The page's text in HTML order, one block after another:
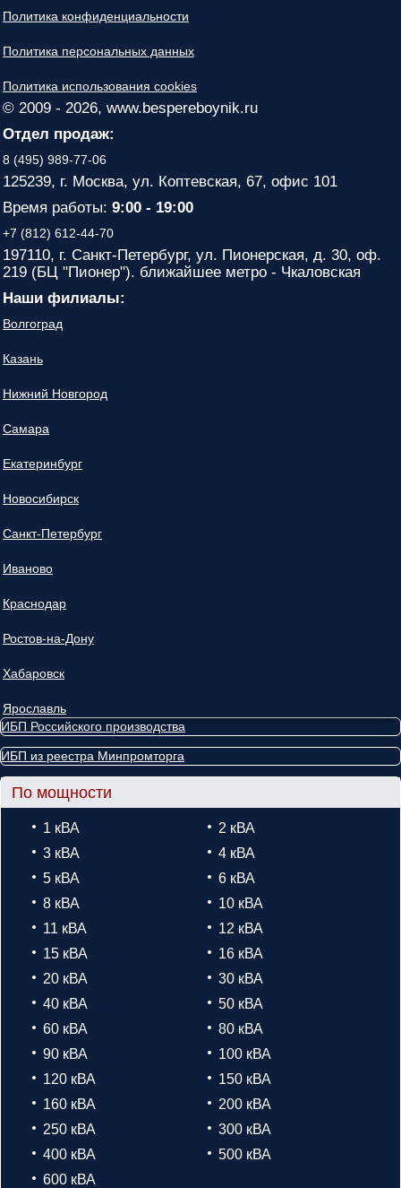
Политика конфиденциальности
Политика персональных данных
Политика использования cookies
© 2009 - 2026, www.bespereboynik.ru
Отдел продаж:
8 (495) 989-77-06
125239, г. Москва, ул. Коптевская, 67, офис 101
Время работы: 9:00 - 19:00
+7 (812) 612-44-70
197110, г. Санкт-Петербург, ул. Пионерская, д. 30, оф.
219 (БЦ "Пионер"). ближайшее метро - Чкаловская
Наши филиалы:
Волгоград
Казань
Нижний Новгород
Самара
Екатеринбург
Новосибирск
Санкт-Петербург
Иваново
Краснодар
Ростов-на-Дону
Хабаровск
Ярославль
ИБП Российского производства
ИБП из реестра Минпромторга
По мощности
1 кВА
2 кВА
3 кВА
4 кВА
5 кВА
6 кВА
8 кВА
10 кВА
11 кВА
12 кВА
15 кВА
16 кВА
20 кВА
30 кВА
40 кВА
50 кВА
60 кВА
80 кВА
90 кВА
100 кВА
120 кВА
150 кВА
160 кВА
200 кВА
250 кВА
300 кВА
400 кВА
500 кВА
600 кВА